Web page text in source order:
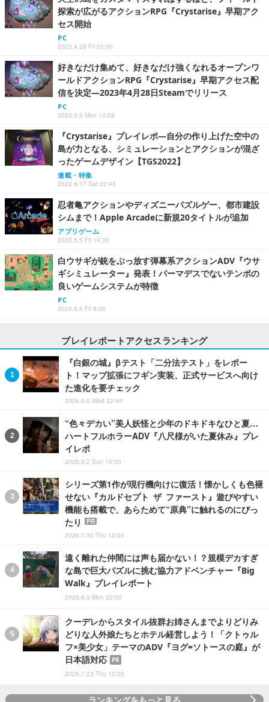
探索が広がるアクションRPG『Crystarise』早期アク
セス開始
PC
2023.4.28 Fri 20:00
好きなだけ集めて、好きなだけ強くなれるオープンワ
ールドアクションRPG『Crystarise』早期アクセス配
信を決定―2023年4月28日Steamでリリース
PC
2023.3.6 Mon 10:58
『Crystarise』プレイレポ―自分の作り上げた空中の
島が力となる、シミュレーションとアクションが混ざ
ったゲームデザイン【TGS2022】
連載・特集
2022.9.17 Sat 22:45
忍者亀アクションやディズニーパズルゲー、都市建設
シムまで！Apple Arcadeに新規20タイトルが追加
アプリゲーム
2023.5.5 Fri 19:30
白ウサギが銃をぶっ放す弾幕系アクションADV『ウサ
ギシミュレーター』発表！パーマデスでないテンポの
良いゲームシステムが特徴
PC
2023.5.5 Fri 9:30
プレイレポートアクセスランキング
『白銀の城』βテスト「二分法テスト」をレポー
ト！マップ拡張にフギン実装、正式サービスへ向け
た進化を要チェック
2026.8.5 Wed 22:45
“色々デカい”美人妖怪と少年のドキドキなひと夏…
ハートフルホラーADV『八尺様がいた夏休み』プレ
イレポ
2026.8.2 Sun 19:00
シリーズ第1作が現行機向けに復活！懐かしくも色褪
せない『カルドセプト ザ ファースト』遊びやすい
機能も搭載で、あらためて“原典”に触れるのにぴっ
たり
PR
2026.7.30 Thu 12:00
遠く離れた仲間には声も届かない！？規模デカすぎ
な島で巨大パズルに挑む協力アドベンチャー『Big
Walk』プレイレポート
2026.8.3 Mon 22:00
クーデレからスタイル抜群お姉さんまでよりどりみ
どりな人外娘たちとホテル経営しよう！「クトゥル
フ×美少女」テーマのADV『ヨグ=ソトースの庭』が
日本語対応
PR
2026.7.23 Thu 12:05
ランキングをもっと見る